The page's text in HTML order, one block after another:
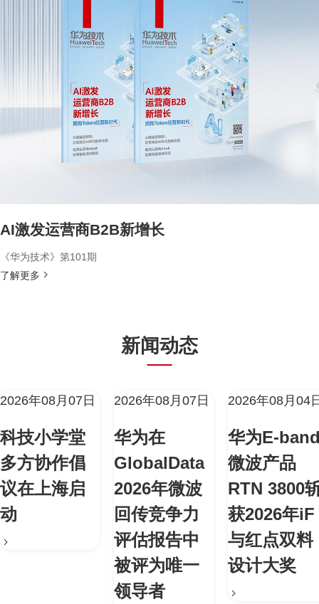
AI激发运营商B2B新增长
《华为技术》第101期
了解更多
新闻动态
2026年08月07日
科技小学堂
多方协作倡
议在上海启
动
2026年08月07日
华为在
GlobalData
2026年微波
回传竞争力
评估报告中
被评为唯一
领导者
2026年08月04
华为E-
微波产品
RTN 3800
获2026年iF
与红点双料
设计大奖